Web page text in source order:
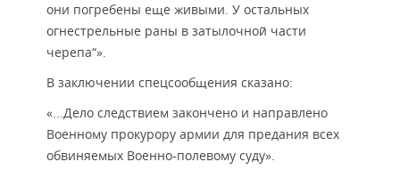
они погребены еще живыми. У остальных
огнестрельные раны в затылочной части
черепа“».
В заключении спецсообщения сказано:
«...Дело следствием закончено и направлено
Военному прокурору армии для предания всех
обвиняемых Военно-полевому суду».